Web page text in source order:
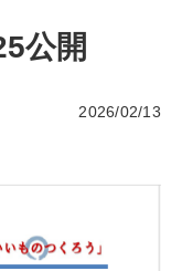
公開
2026/02/13